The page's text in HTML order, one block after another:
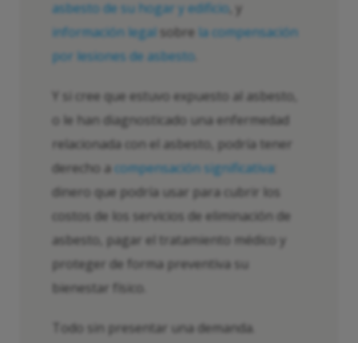
asbesto de su hogar y edificio , y
información legal sobre la compensación
por lesiones de asbesto
Y si cree que estuvo expuesto al asbesto,
o le han diagnosticado una enfermedad
relacionada con el asbesto, podría tener
derecho a compensación significativa:
dinero que podría usar para cubrir los
costos de los servicios de eliminación de
asbesto, pagar el tratamiento médico y
proteger de forma preventiva su
bienestar físico.
Todo sin presentar una demanda.